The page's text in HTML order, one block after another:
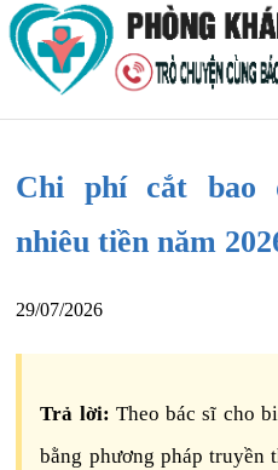
Chi phí cắt bao
nhiêu tiền năm
29/07/2026
Trả lời: Theo bác sĩ cho
bằng phương pháp truyền